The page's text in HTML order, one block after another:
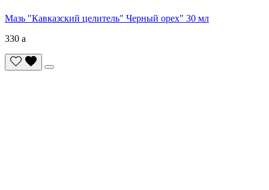
Мазь "Кавказский целитель" Черный орех" 30 мл
330 a